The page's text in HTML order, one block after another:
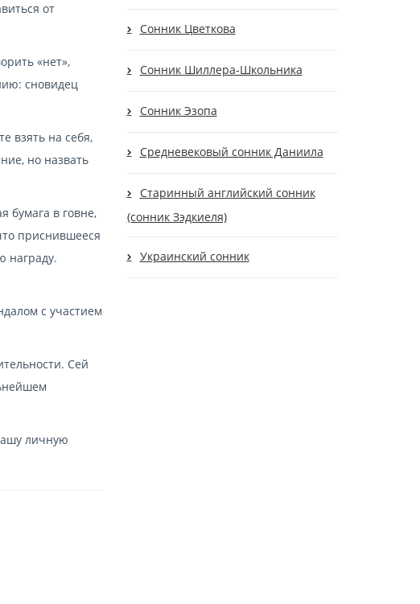
от
«нет»,
сновидец
взять на себя,
но назвать
бумага в говне,
приснившееся
награду.
с участием
Сей
личную
Сонник Цветкова
Сонник Шиллера-Школьника
Сонник Эзопа
Средневековый сонник Даниила
Старинный английский сонник
(сонник Зэдкиеля)
Украинский сонник